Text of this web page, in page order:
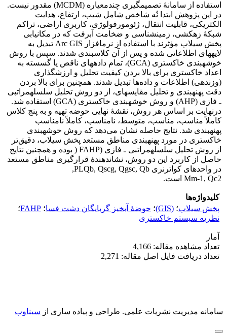
استفاده از سامانۀ تصمیم‎گیری چندمعیاره (MCDM) مقدور نیست.
در این پژوهش ابتدا نُه شاخص شامل شیب، ارتفاع، هدایت
الکتریکی، قابلیت انتقال، ژئومورفولوژی، کاربری اراضی، تراکم
شبکۀ زهکشی، زمین‎شناسی و ضخامت آبرفت که در مکان‎یابی
پخش سیلاب مؤثرند با استفاده از نرم‎افزار Arc GIS تبدیل به
لایه‎های اطلاعاتی شده و پس از آن کلاس‎بندی شدند. سپس با روش
خوشه‎بندی خاکستری (GCA)، تمام داده‎های ناقص یا گسسته به
اعداد خاکستری برای بالا بردن کیفیت تحلیل و ارزش‎گذاری
(وزن‎دهی) اطلاعات و داده‌ها تبدیل شدند. همچنین برای بالا بردن
دقت پهنه‎بندی و تحلیل مقایسه‎ای، از دو روش تحلیل سلسله‎مراتبی
ـ فازی (AHP) و روش خوشه‎بندی خاکستری (GCA) استفاده شد.
درنهایت بر اساس هر روش، نقشۀ نهایی حوضه تهیه و به پنج کلاس
کاملاً مناسب، مناسب، متوسط، نامناسب، کاملاً نامناسب
پهنه‎بندی شد. نتایج حاصله نشان می‌دهد که روش خوشه‎بندی
خاکستری در مورد پهنه‎بندی مناطق مستعد پخش سیلاب، دقیق‌تر
از روش تحلیل سلسله‎مراتبی ـ فازی (FAHP ( بوده و همچنین نتایج
حاصل از کاربرد این دو روش، نشان‎دهندۀ قرارگیری مناطق مستعد
در واحدهای کواترنری PLQb, Qscg, Qgsc, Qb,
Mm-1, Qc2 است.
کلیدواژه‌ها
پخش سیلاب؛ (GIS) ؛ حوضۀ آبخیز گربایگان دشت فسا؛ FAHP؛
نظریه سیستم خاکستری
آمار
تعداد مشاهده مقاله: 4,166
تعداد دریافت فایل اصل مقاله: 2,271
سامانه مدیریت نشریات علمی. طراحی و پیاده سازی از سیناوب